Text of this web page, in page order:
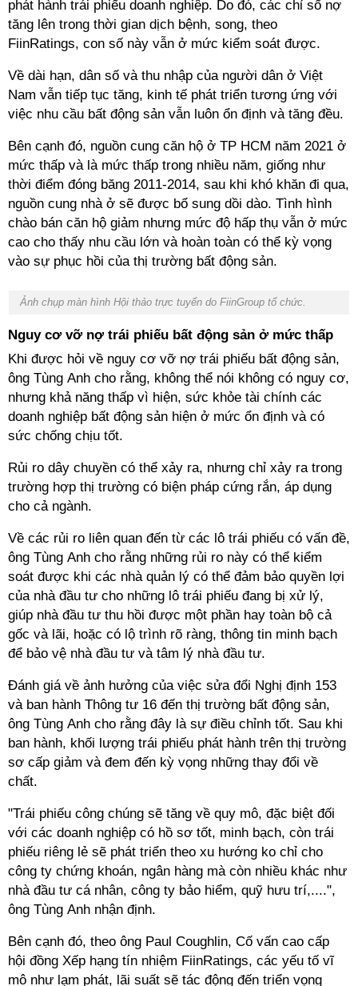
phát hành trái phiếu doanh nghiệp. Do đó, các chỉ số nợ
tăng lên trong thời gian dịch bệnh, song, theo
FiinRatings, con số này vẫn ở mức kiểm soát được.
Về dài hạn, dân số và thu nhập của người dân ở Việt
Nam vẫn tiếp tục tăng, kinh tế phát triển tương ứng với
việc nhu cầu bất động sản vẫn luôn ổn định và tăng đều.
Bên cạnh đó, nguồn cung căn hộ ở TP HCM năm 2021 ở
mức thấp và là mức thấp trong nhiều năm, giống như
thời điểm đóng băng 2011-2014, sau khi khó khăn đi qua,
nguồn cung nhà ở sẽ được bổ sung dồi dào. Tình hình
chào bán căn hộ giảm nhưng mức độ hấp thụ vẫn ở mức
cao cho thấy nhu cầu lớn và hoàn toàn có thể kỳ vọng
vào sự phục hồi của thị trường bất động sản.
Ảnh chụp màn hình Hội thảo trực tuyến do FiinGroup tổ chức.
Nguy cơ vỡ nợ trái phiếu bất động sản ở mức thấp
Khi được hỏi về nguy cơ vỡ nợ trái phiếu bất động sản,
ông Tùng Anh cho rằng, không thể nói không có nguy cơ,
nhưng khả năng thấp vì hiện, sức khỏe tài chính các
doanh nghiệp bất động sản hiện ở mức ổn định và có
sức chống chịu tốt.
Rủi ro dây chuyền có thể xảy ra, nhưng chỉ xảy ra trong
trường hợp thị trường có biện pháp cứng rắn, áp dụng
cho cả ngành.
Về các rủi ro liên quan đến từ các lô trái phiếu có vấn đề,
ông Tùng Anh cho rằng những rủi ro này có thể kiểm
soát được khi các nhà quản lý có thể đảm bảo quyền lợi
của nhà đầu tư cho những lô trái phiếu đang bị xử lý,
giúp nhà đầu tư thu hồi được một phần hay toàn bộ cả
gốc và lãi, hoặc có lộ trình rõ ràng, thông tin minh bạch
để bảo vệ nhà đầu tư và tâm lý nhà đầu tư.
Đánh giá về ảnh hưởng của việc sửa đổi Nghị định 153
và ban hành Thông tư 16 đến thị trường bất động sản,
ông Tùng Anh cho rằng đây là sự điều chỉnh tốt. Sau khi
ban hành, khối lượng trái phiếu phát hành trên thị trường
sơ cấp giảm và đem đến kỳ vọng những thay đổi về
chất.
"Trái phiếu công chúng sẽ tăng về quy mô, đặc biệt đối
với các doanh nghiệp có hồ sơ tốt, minh bạch, còn trái
phiếu riêng lẻ sẽ phát triển theo xu hướng ko chỉ cho
công ty chứng khoán, ngân hàng mà còn nhiều khác như
nhà đầu tư cá nhân, công ty bảo hiểm, quỹ hưu trí,....",
ông Tùng Anh nhận định.
Bên cạnh đó, theo ông Paul Coughlin, Cố vấn cao cấp
hội đồng Xếp hạng tín nhiệm FiinRatings, các yếu tố vĩ
mô như lạm phát, lãi suất sẽ tác động đến triển vọng